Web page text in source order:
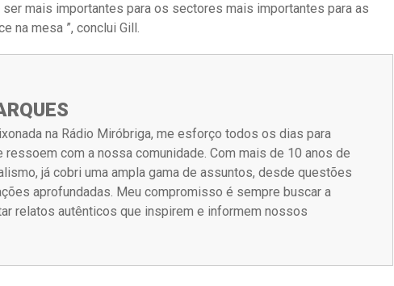
mais importantes para os sectores mais importantes para as
na mesa ”, conclui Gill.
na Rádio Miróbriga, me esforço todos os dias para
ressoem com a nossa comunidade. Com mais de 10 anos de
já cobri uma ampla gama de assuntos, desde questões
aprofundadas. Meu compromisso é sempre buscar a
relatos autênticos que inspirem e informem nossos